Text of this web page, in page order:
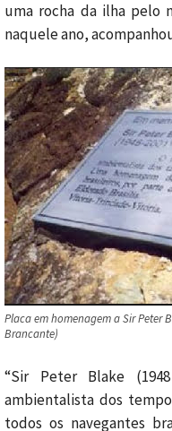
uma rocha da ilha pelo
naquele ano,
Placa em homenagem a Sir Peter
Brancante)
“Sir Peter Blake
ambientalista dos
todos os navegantes